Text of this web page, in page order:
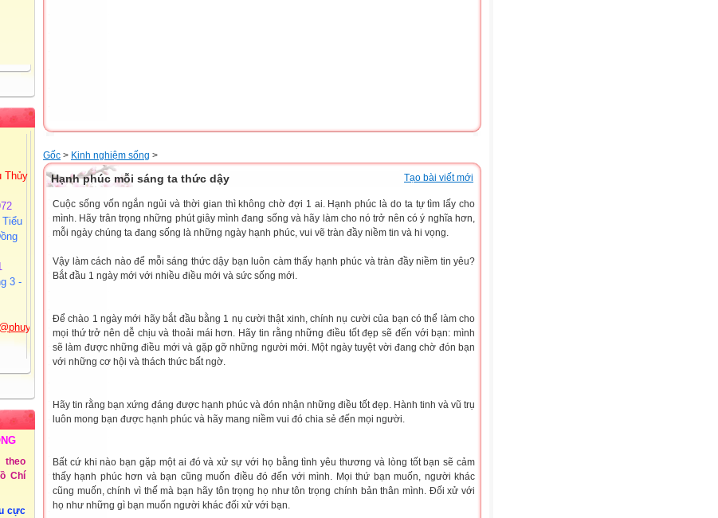
3 -
2011
theo
Chí
cực
Gốc > Kinh nghiệm sống >
Tạo bài viết mới
Hạnh phúc mỗi sáng ta thức dậy
Cuộc sống vốn ngắn ngủi và thời gian thì không chờ đợi 1 ai. Hạnh phúc là do ta tự tìm lấy cho
mình. Hãy trân trọng những phút giây mình đang sống và hãy làm cho nó trở nên có ý nghĩa hơn,
mỗi ngày chúng ta đang sống là những ngày hạnh phúc, vui vẽ tràn đầy niềm tin và hi vọng.
Vậy làm cách nào để mỗi sáng thức dậy bạn luôn càm thấy hạnh phúc và tràn đầy niềm tin yêu?
Bắt đầu 1 ngày mới với nhiều điều mới và sức sống mới.
Để chào 1 ngày mới hãy bắt đầu bằng 1 nụ cười thật xinh, chính nụ cười của bạn có thể làm cho
mọi thứ trở nên dễ chịu và thoải mái hơn. Hãy tin rằng những điều tốt đẹp sẽ đến với bạn: mình
sẽ làm được những điều mới và gặp gỡ những người mới. Một ngày tuyệt vời đang chờ đón bạn
với những cơ hội và thách thức bất ngờ.
Hãy tin rằng bạn xứng đáng được hạnh phúc và đón nhận những điều tốt đẹp. Hành tinh và vũ trụ
luôn mong bạn được hạnh phúc và hãy mang niềm vui đó chia sẻ đến mọi người.
Bất cứ khi nào bạn gặp một ai đó và xử sự với họ bằng tình yêu thương và lòng tốt bạn sẽ cảm
thấy hạnh phúc hơn và bạn cũng muốn điều đó đến với mình. Mọi thứ bạn muốn, người khác
cũng muốn, chính vì thế mà bạn hãy tôn trọng họ như tôn trọng chính bản thân mình. Đối xử với
họ như những gì bạn muốn người khác đối xử với bạn.